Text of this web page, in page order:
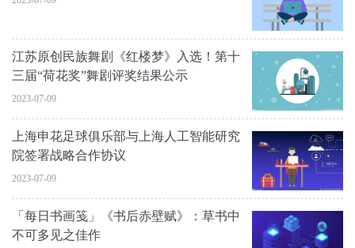
江苏原创民族舞剧《红楼梦》入选！第十
三届“荷花奖”舞剧评奖结果公示
2023-07-09
上海申花足球俱乐部与上海人工智能研究
院签署战略合作协议
2023-07-09
「每日书画笺」《书后赤壁赋》：草书中
不可多见之佳作